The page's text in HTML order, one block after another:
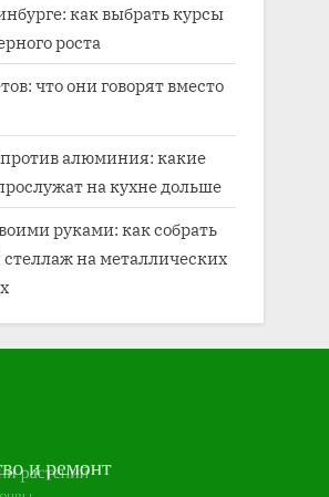
как выбрать курсы
роста
что они говорят вместо
алюминия: какие
на кухне дольше
руками: как собрать
на металлических